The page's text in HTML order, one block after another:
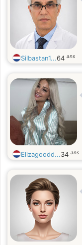
Silbastan1...64 ans
Elizagoodd...34 ans